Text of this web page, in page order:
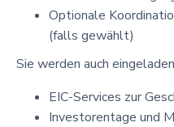
Optionale
(falls gewählt)
Sie werden auch
EIC-Services zur
Investorentage und